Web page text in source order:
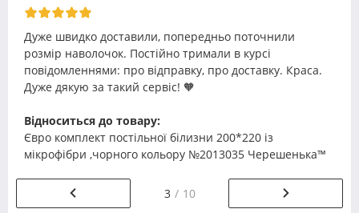
Дуже швидко доставили, попередньо поточнили
розмір наволочок. Постійно тримали в курсі
повідомленнями: про відправку, про доставку. Краса.
Дуже дякую за такий сервіс! 🧡
Відноситься до товару:
Євро комплект постільної білизни 200*220 із
мікрофібри ,чорного кольору №2013035 Черешенька™
3 10